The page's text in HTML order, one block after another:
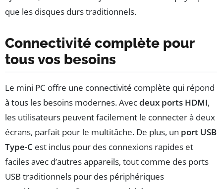
que les disques durs traditionnels.
Connectivité complète pour
tous vos besoins
Le mini PC offre une connectivité complète qui répond
à tous les besoins modernes. Avecdeux ports HDMI,
les utilisateurs peuvent facilement le connecter à deux
écrans, parfait pour le multitâche. De plus, un port USB
Type-C est inclus pour des connexions rapides et
faciles avec d’autres appareils, tout comme des ports
USB traditionnels pour des périphériques